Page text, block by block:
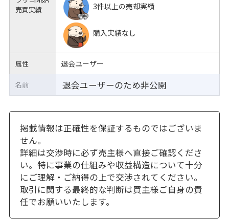
売買実績
3件以上の売却実績
購入実績なし
属性 退会ユーザー
退会ユーザーのため非公開
名前
掲載情報は正確性を保証するものではございま
せん。
詳細は交渉時に必ず売主様へ直接ご確認くださ
い。特に事業の仕組みや収益構造について十分
にご理解・ご納得の上で交渉されてください。
取引に関する最終的な判断は買主様ご自身の責
任でお願いいたします。